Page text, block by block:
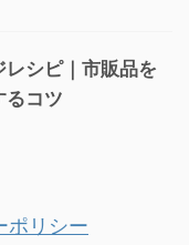
レシピ｜市販品を
るコツ
ポリシー